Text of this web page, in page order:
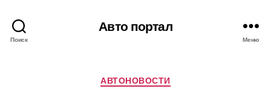
Поиск
Авто портал
Меню
Рубрики
АВТОНОВОСТИ